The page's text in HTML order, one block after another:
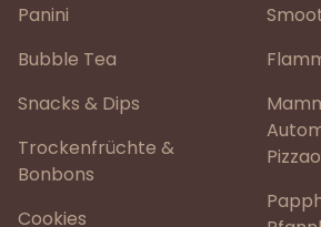
Panini
Bubble Tea
Snacks & Dips
Trockenfrüchte &
Bonbons
Cookies